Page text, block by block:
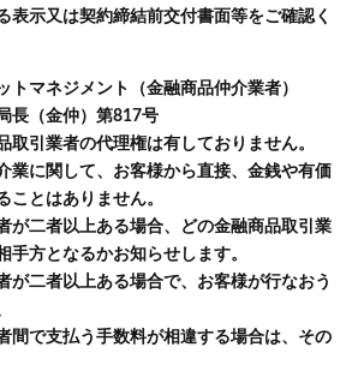
表示又は契約締結前交付書面等をご確認く
トマネジメント（金融商品仲介業者）
長（金仲）第817号
取引業者の代理権は有しておりません。
業に関して、お客様から直接、金銭や有価
ことはありません。
が二者以上ある場合、どの金融商品取引業
手方となるかお知らせします。
が二者以上ある場合で、お客様が行なおう
間で支払う手数料が相違する場合は、その